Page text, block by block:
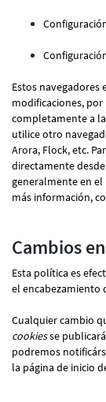
Estos navegadores
modificaciones,
completamente a
utilice otro
Arora, Flock, etc.
directamente
generalmente en el
más información,
Cambios
Esta política es
el encabezamiento
Cualquier cambio
cookiesse
podremos
la página de inicio